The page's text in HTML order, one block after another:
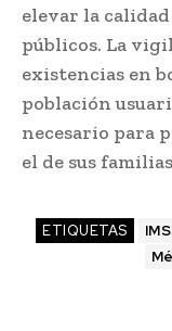
elevar la
públicos. La
existencias en
población
necesario para
el de sus
ETIQUETAS